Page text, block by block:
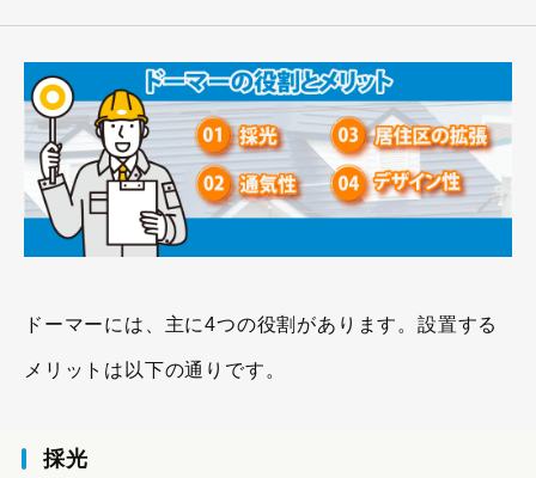
ドーマーには、主に4つの役割があります。設置する
メリットは以下の通りです。
採光